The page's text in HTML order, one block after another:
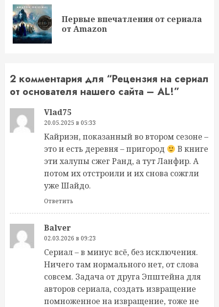
чтение
Первые впечатления от сериала
от Amazon
2 комментария для “Рецензия на сериал
от основателя нашего сайта – AL!”
Vlad75
20.05.2025 в 05:33
Кайриэн, показанный во втором сезоне –
это и есть деревня – пригород
В книге
эти халупы сжег Ранд, а тут Ланфир. А
потом их отстроили и их снова сожгли
уже Шайдо.
Ответить
Balver
02.03.2026 в 09:23
Сериал – в минус всё, без исключения.
Ничего там нормального нет, от слова
совсем. Задача от друга Эпштейна для
авторов сериала, создать извращение
помноженное на извращение, тоже не